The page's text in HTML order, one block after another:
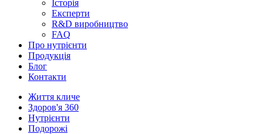
Історія
Експерти
R&D виробництво
FAQ
Про нутрієнти
Продукція
Блог
Контакти
Життя кличе
Здоров'я 360
Нутрієнти
Подорожі